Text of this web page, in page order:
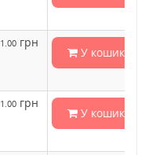
1.00 грн
У кошик
1.00 грн
У кошик